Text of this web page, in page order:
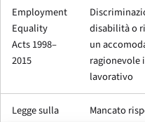
Employment
Equality
Acts 1998–
2015
disabilità o
un
ragionevole
lavorativo
Legge sulla
Mancato